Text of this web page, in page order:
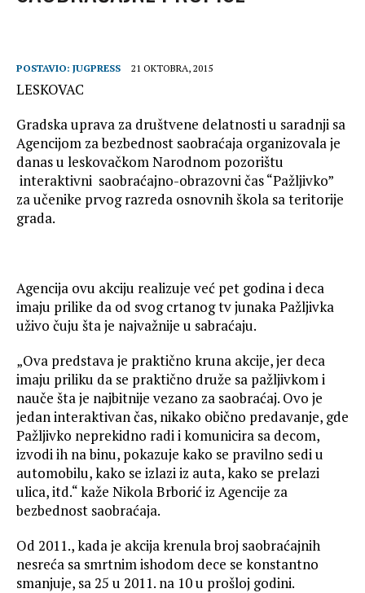
POSTAVIO: JUGPRESS 21 OKTOBRA, 2015
LESKOVAC
Gradska uprava za društvene delatnosti u saradnji sa
Agencijom za bezbednost saobraćaja organizovala je
danas u leskovačkom Narodnom pozorištu
interaktivni saobraćajno-obrazovni čas “Pažljivko”
za učenike prvog razreda osnovnih škola sa teritorije
grada.
Agencija ovu akciju realizuje već pet godina i deca
imaju prilike da od svog crtanog tv junaka Pažljivka
uživo čuju šta je najvažnije u sabraćaju.
„Ova predstava je praktično kruna akcije, jer deca
imaju priliku da se praktično druže sa pažljivkom i
nauče šta je najbitnije vezano za saobraćaj. Ovo je
jedan interaktivan čas, nikako obično predavanje, gde
Pažljivko neprekidno radi i komunicira sa decom,
izvodi ih na binu, pokazuje kako se pravilno sedi u
automobilu, kako se izlazi iz auta, kako se prelazi
ulica, itd.“ kaže Nikola Brborić iz Agencije za
bezbednost saobraćaja.
Od 2011., kada je akcija krenula broj saobraćajnih
nesreća sa smrtnim ishodom dece se konstantno
smanjuje, sa 25 u 2011. na 10 u prošloj godini.